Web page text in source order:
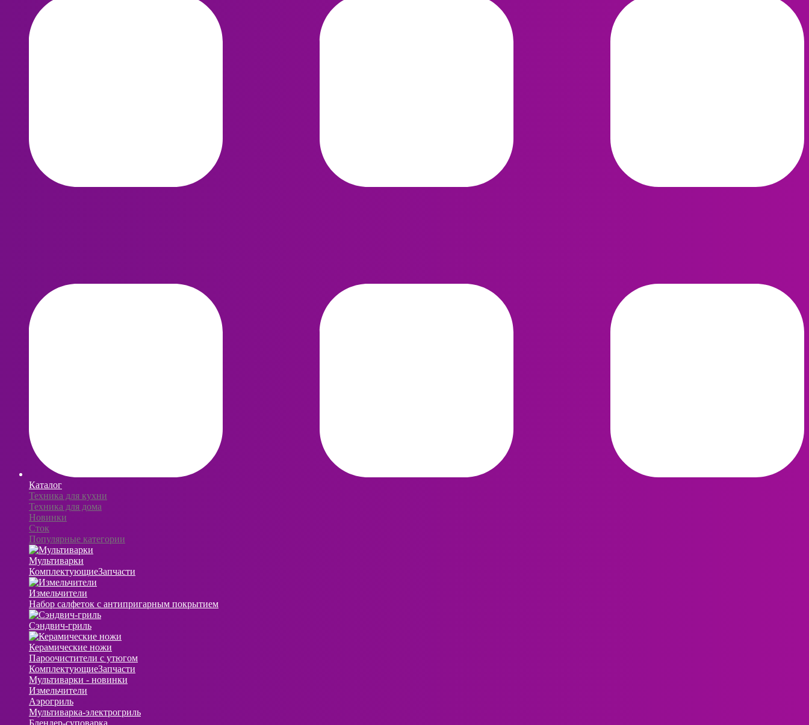
Каталог
Техника для кухни
Техника для дома
Новинки
Сток
Популярные категории
Мультиварки
КомплектующиеЗапчасти
Измельчители
Набор салфеток с антипригарным покрытием
Сэндвич-гриль
Керамические ножи
Пароочистители с утюгом
КомплектующиеЗапчасти
Мультиварки - новинки
Измельчители
Аэрогриль
Мультиварка-электрогриль
Блендер-суповарка